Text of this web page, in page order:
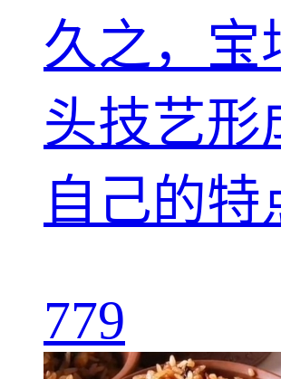
久之，宝
头技艺形
自己的特
779